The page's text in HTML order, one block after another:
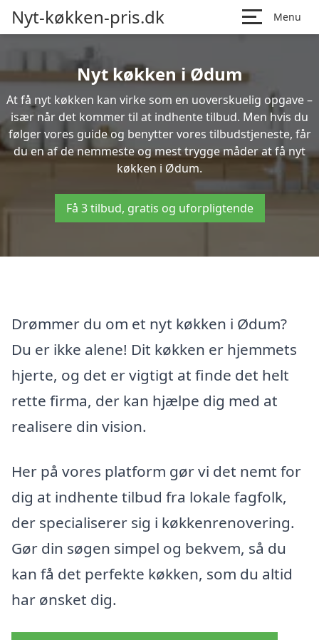
Nyt-køkken-pris.dk Menu
Nyt køkken i Ødum
At få nyt køkken kan virke som en uoverskuelig opgave –
især når det kommer til at indhente tilbud. Men hvis du
følger vores guide og benytter vores tilbudstjeneste, får
du en af de nemmeste og mest trygge måder at få nyt
køkken i Ødum.
Få 3 tilbud, gratis og uforpligtende
Drømmer du om et nyt køkken i Ødum?
Du er ikke alene! Dit køkken er hjemmets
hjerte, og det er vigtigt at finde det helt
rette firma, der kan hjælpe dig med at
realisere din vision.
Her på vores platform gør vi det nemt for
dig at indhente tilbud fra lokale fagfolk,
der specialiserer sig i køkkenrenovering.
Gør din søgen simpel og bekvem, så du
kan få det perfekte køkken, som du altid
har ønsket dig.